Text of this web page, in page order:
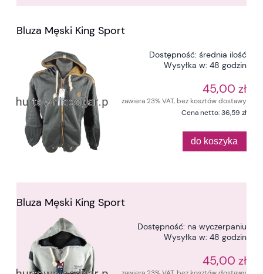
Bluza Męski King Sport
Dostępność: średnia ilość
Wysyłka w: 48 godzin
45,00 zł
zawiera 23% VAT, bez kosztów dostawy
Cena netto:36,59 zł
do koszyka
Bluza Męski King Sport
Dostępność: na wyczerpaniu
Wysyłka w: 48 godzin
45,00 zł